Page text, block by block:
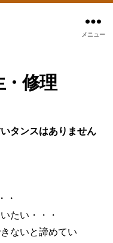
メニュー
・修理
タンスはありません
・
たい・・・
ないと諦めてい